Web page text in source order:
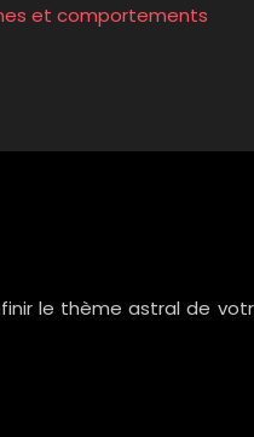
et comportements
le thème astral de